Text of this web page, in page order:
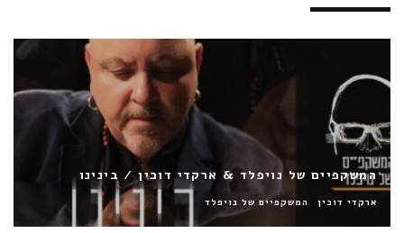
עידו מימון & אברי ג'י / רוקדים לאינסוף
עידו מימון